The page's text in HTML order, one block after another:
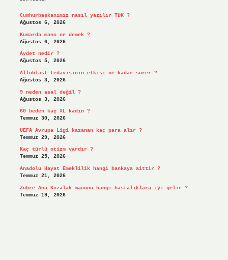
Cumhurbaşkanımız nasıl yazılır TDK ?
Ağustos 6, 2026
Kumarda mano ne demek ?
Ağustos 6, 2026
Avdet nedir ?
Ağustos 5, 2026
Alloblast tedavisinin etkisi ne kadar sürer ?
Ağustos 3, 2026
9 neden asal değil ?
Ağustos 3, 2026
60 beden kaç XL kadın ?
Temmuz 30, 2026
UEFA Avrupa Ligi kazanan kaç para alır ?
Temmuz 29, 2026
Kaç türlü otizm vardır ?
Temmuz 25, 2026
Anadolu Hayat Emeklilik hangi bankaya aittir ?
Temmuz 21, 2026
Zühre Ana Kozalak macunu hangi hastalıklara iyi gelir ?
Temmuz 19, 2026